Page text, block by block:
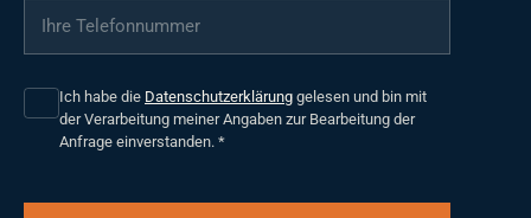
Ihre Telefonnummer
Ich habe die Datenschutzerklärung gelesen und bin mit
der Verarbeitung meiner Angaben zur Bearbeitung der
Anfrage einverstanden. *